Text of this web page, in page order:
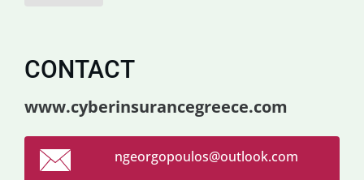
CONTACT
www.cyberinsurancegreece.com
ngeorgopoulos@outlook.com